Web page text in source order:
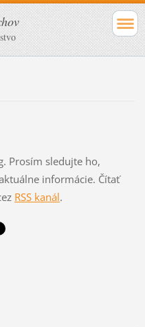
Prosím sledujte ho,
informácie. Čítať
RSS kanál.